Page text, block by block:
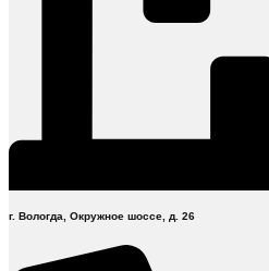
г. Вологда, Окружное шоссе, д. 26